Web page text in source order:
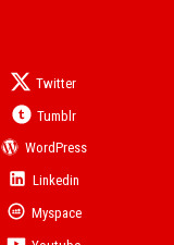
Twitter
Tumblr
WordPress
Linkedin
Myspace